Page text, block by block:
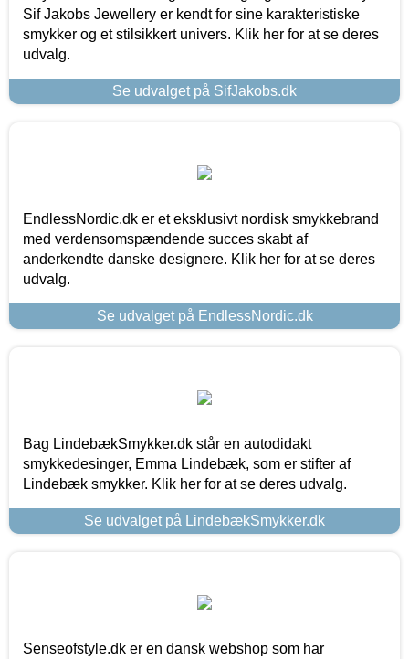
Sif Jakobs Jewellery er kendt for sine karakteristiske
smykker og et stilsikkert univers. Klik her for at se deres
udvalg.
Se udvalget på SifJakobs.dk
EndlessNordic.dk er et eksklusivt nordisk smykkebrand
med verdensomspændende succes skabt af
anderkendte danske designere. Klik her for at se deres
udvalg.
Se udvalget på EndlessNordic.dk
Bag LindebækSmykker.dk står en autodidakt
smykkedesinger, Emma Lindebæk, som er stifter af
Lindebæk smykker. Klik her for at se deres udvalg.
Se udvalget på LindebækSmykker.dk
Senseofstyle.dk er en dansk webshop som har